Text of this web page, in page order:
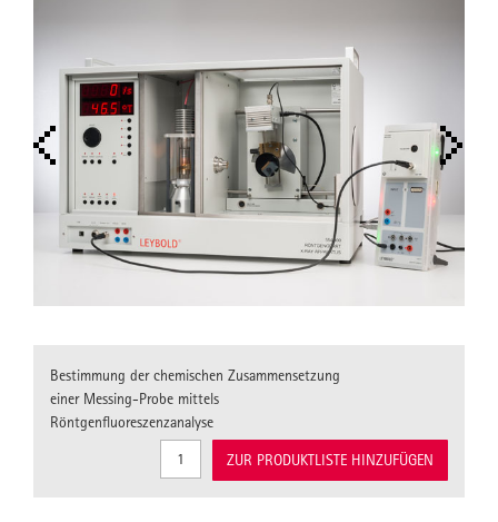
Bestimmung der chemischen Zusammensetzung
einer Messing-Probe mittels
Röntgenfluoreszenzanalyse
ZUR PRODUKTLISTE HINZUFÜGEN